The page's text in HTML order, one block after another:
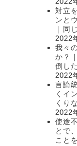
対立
ンと
｜同
2022
我々
か？
倒し
2022
言論
くイ
くり
2022
使途
とで
こと